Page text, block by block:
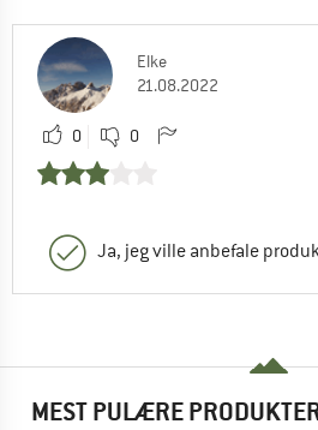
Elke
21.08.2022
0 0
Ja, jeg ville anbefale
MEST PULÆRE